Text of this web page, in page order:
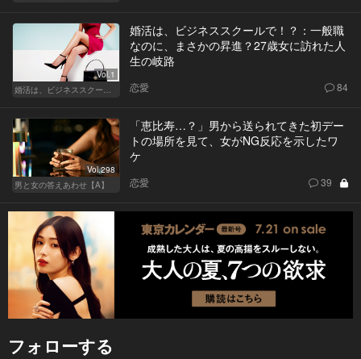
Vol.1
婚活は、ビジネススクールで！？：一般職
なのに、まさかの昇進？27歳女に訪れた人
生の岐路
恋愛 84
Vol.298
男と女の答えあわせ【A】
「恵比寿…？」男から送られてきた初デー
トの場所を見て、女がNG反応を示したワ
ケ
恋愛 39
フォローする